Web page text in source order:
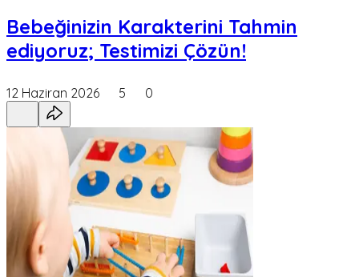
Bebeğinizin Karakterini Tahmin
ediyoruz; Testimizi Çözün!
12 Haziran 2026 5 0